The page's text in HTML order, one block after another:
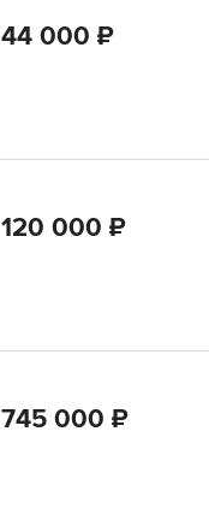
44 000 ₽
120 000 ₽
745 000 ₽